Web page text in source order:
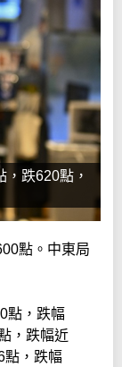
跌620點，
點。中東局
點，跌幅
，跌幅近
點，跌幅